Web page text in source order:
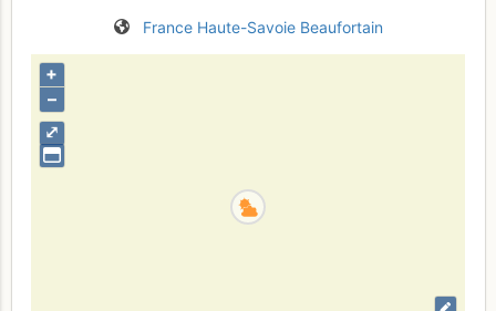
France Haute-Savoie Beaufortain
⤢
+
–